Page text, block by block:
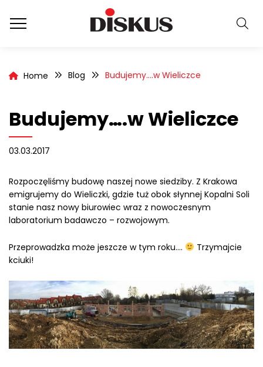
Home Blog Budujemy….w Wieliczce
Budujemy….w Wieliczce
03.03.2017
Rozpoczęliśmy budowę naszej nowe siedziby. Z Krakowa
emigrujemy do Wieliczki, gdzie tuż obok słynnej Kopalni Soli
stanie nasz nowy biurowiec wraz z nowoczesnym
laboratorium badawczo – rozwojowym.
Przeprowadzka może jeszcze w tym roku….
Trzymajcie
kciuki!